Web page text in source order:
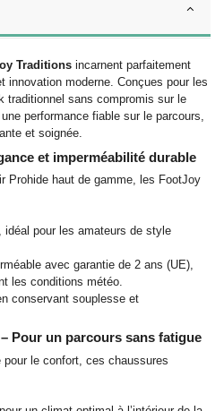
Traditions incarnent parfaitement
innovation moderne. Conçues pour les
traditionnel sans compromis sur le
performance fiable sur le parcours,
et soignée.
et imperméabilité durable
Prohide haut de gamme, les FootJoy
idéal pour les amateurs de style
avec garantie de 2 ans (UE),
les conditions météo.
conservant souplesse et
Pour un parcours sans fatigue
le confort, ces chaussures